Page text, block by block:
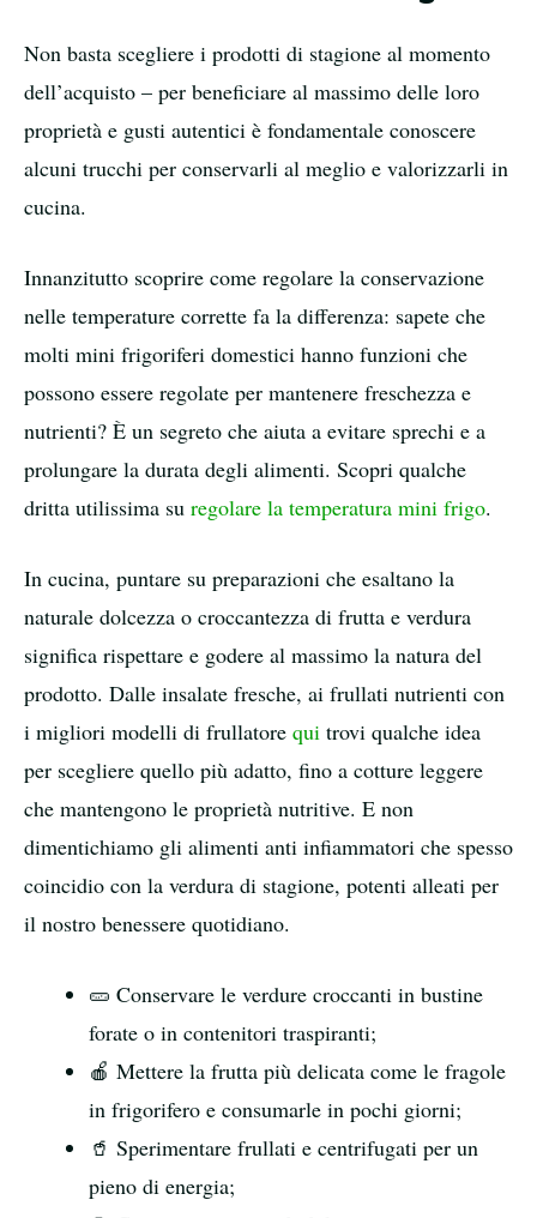
Non basta scegliere i prodotti di stagione al momento
dell’acquisto – per beneficiare al massimo delle loro
proprietà e gusti autentici è fondamentale conoscere
alcuni trucchi per conservarli al meglio e valorizzarli in
cucina.
Innanzitutto scoprire come regolare la conservazione
nelle temperature corrette fa la differenza: sapete che
molti mini frigoriferi domestici hanno funzioni che
possono essere regolate per mantenere freschezza e
nutrienti? È un segreto che aiuta a evitare sprechi e a
prolungare la durata degli alimenti. Scopri qualche
dritta utilissima su regolare la temperatura mini frigo.
In cucina, puntare su preparazioni che esaltano la
naturale dolcezza o croccantezza di frutta e verdura
significa rispettare e godere al massimo la natura del
prodotto. Dalle insalate fresche, ai frullati nutrienti con
i migliori modelli di frullatore qui trovi qualche idea
per scegliere quello più adatto, fino a cotture leggere
che mantengono le proprietà nutritive. E non
dimentichiamo gli alimenti anti infiammatori che spesso
coincidio con la verdura di stagione, potenti alleati per
il nostro benessere quotidiano.
🥒 Conservare le verdure croccanti in bustine
forate o in contenitori traspiranti;
🍎 Mettere la frutta più delicata come le fragole
in frigorifero e consumarle in pochi giorni;
🥤 Sperimentare frullati e centrifugati per un
pieno di energia;